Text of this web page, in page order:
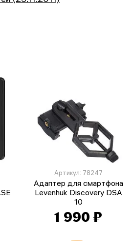
Артикул: 78247
Адаптер для смартфона
Levenhuk Discovery DSA
10
1 990 ₽